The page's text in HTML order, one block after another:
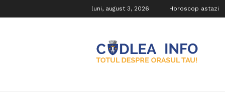
luni, august 3, 2026 Horoscop astazi
Info